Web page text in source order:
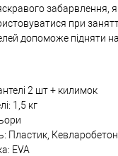
забарвлення,
при
допоможе підняти
2 шт + килимок
1,5 кг
Пластик, Кевларобетон
EVA